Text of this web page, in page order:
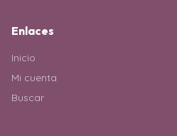
Enlaces
Inicio
Mi cuenta
Buscar